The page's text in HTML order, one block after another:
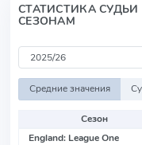
СТАТИСТИКА СУДЬИ
СЕЗОНАМ
Средние значения
Сезон
England: League One